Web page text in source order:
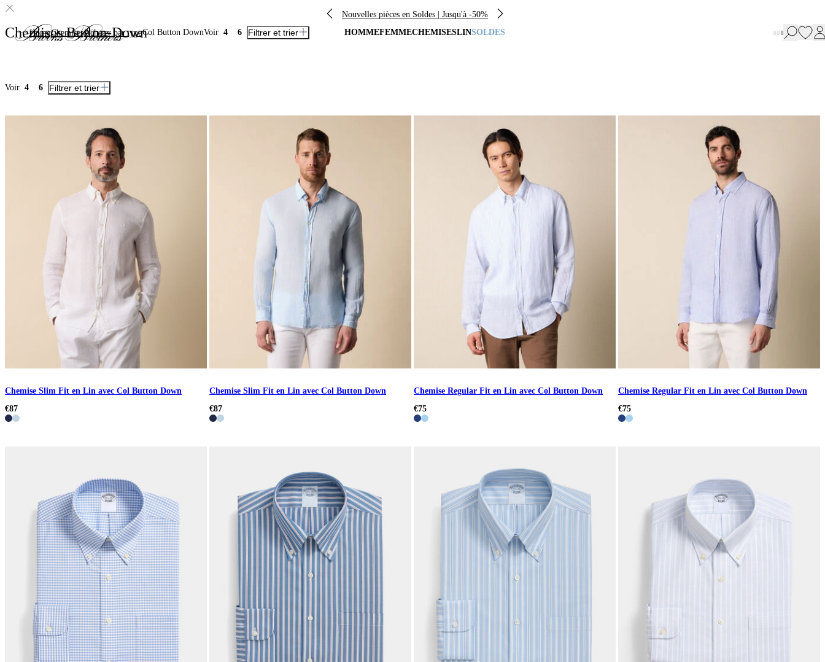
Nouvelles pièces en Soldes | Jusqu'à -50%
HOMMEFEMMECHEMISESLINSOLDES
HomeChemisesAcheter par typeCol Button DownVoir 4 6 Filtrer et trier
Chemises Button-Down
Voir 4 6 Filtrer et trier
Chemise Slim Fit en Lin avec Col Button Down
€87
Chemise Slim Fit en Lin avec Col Button Down
€87
Chemise Regular Fit en Lin avec Col Button Down
€75
Chemise Regular Fit en Lin avec Col Button Down
€75